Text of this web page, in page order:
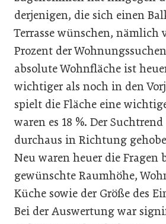
derjenigen, die sich einen
Terrasse wünschen, nämlich
Prozent der
absolute Wohnfläche ist
wichtiger als noch in den
spielt die Fläche eine
waren es 18 %. Der
durchaus in Richtung
Neu waren heuer die Fragen
gewünschte Raumhöhe,
Küche sowie der Größe des
Bei der Auswertung war